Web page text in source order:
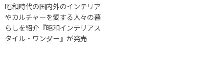
昭和時代の国内外のインテリア
やカルチャーを愛する人々の暮
らしを紹介『昭和インテリアス
タイル・ワンダー』が発売